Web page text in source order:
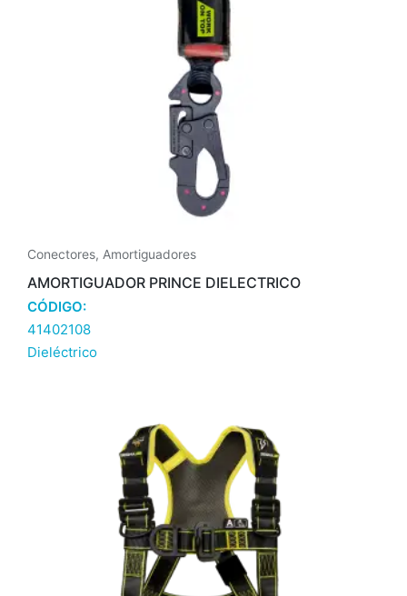
Conectores, Amortiguadores
AMORTIGUADOR PRINCE DIELECTRICO
CÓDIGO:
41402108
Dieléctrico